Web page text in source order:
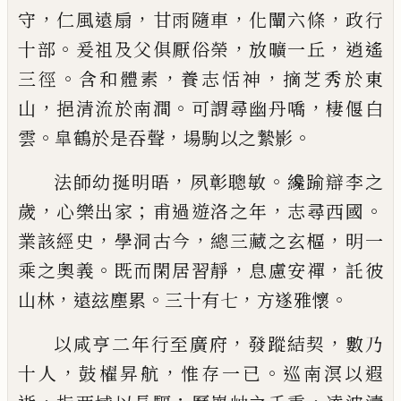
守 ， 仁風遠扇 ， 甘雨隨車 ，化闡六條 ，政行
十部 。 爰祖及父俱厭俗榮 ，放曠一丘 ， 逍遙
三徑 。 含和體素 ，養志恬神 ， 摘芝秀於東
山 ，挹清流於南澗 。 可謂尋幽丹嘺 ，棲偃白
雲 。 皐鶴於是吞聲 ， 場駒以之縶影 。
法師幼挻明晤 ， 夙彰聰敏 。 纔踰辯李之
歲 ， 心樂出家 ； 甫過遊洛之年 ， 志尋西國 。
業該經史 ， 學洞古今 ， 總三藏之玄樞 ， 明一
乘之奧義 。 既而閑居習靜 ， 息慮安禪 ，託彼
山林 ， 遠玆塵累 。 三十有七 ， 方遂雅懷 。
以咸亨二年行至廣府 ， 發蹤結契 ， 數乃
十人 ，鼓櫂昇航 ， 惟存一已 。 巡南溟以遐